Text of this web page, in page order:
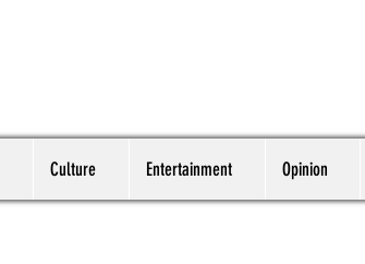
Culture Entertainment Opinion